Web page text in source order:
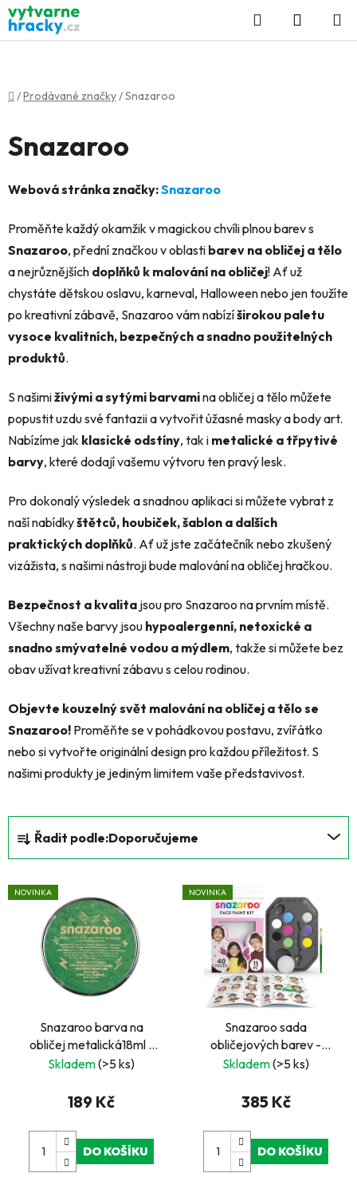
Přejít
na
obsah
Hledat
KOŠÍK
Domů
/Prodávané značky/Snazaroo
Snazaroo
Webová stránka značky:Snazaroo
Proměňte každý okamžik v magickou chvíli plnou barev s
Snazaroo, přední značkou v oblasti barev na obličej a tělo
a nejrůznějších doplňků k malování na obličej! Ať už
chystáte dětskou oslavu, karneval, Halloween nebo jen toužíte
po kreativní zábavě, Snazaroo vám nabízíširokou paletu
vysoce kvalitních, bezpečných a snadno použitelných
produktů.
S našimiživými a sytými barvamina obličej a tělo můžete
popustit uzdu své fantazii a vytvořit úžasné masky a body art.
Nabízíme jak klasické odstíny, tak i metalické a třpytivé
barvy, které dodají vašemu výtvoru ten pravý lesk.
Pro dokonalý výsledek a snadnou aplikaci si můžete vybrat z
naší nabídkyštětců, houbiček, šablon a dalších
praktických doplňků. Ať už jste začátečník nebo zkušený
vizážista, s našimi nástroji bude malování na obličej hračkou.
Bezpečnost a kvalita jsou pro Snazaroo na prvním místě.
Všechny naše barvy jsou hypoalergenní, netoxické a
snadno smývatelné vodou a mýdlem, takže si můžete bez
obav užívat kreativní zábavu s celou rodinou.
Objevte kouzelný svět malování na obličej a tělo se
Snazaroo! Proměňte se v pohádkovou postavu, zvířátko
nebo si vytvořte originální design pro každou příležitost. S
našimi produkty je jediným limitem vaše představivost.
a
z
e
Řadit podle:Doporučujeme
V
ý
NOVINKA
Snazaroo barva na
obličej metalická18ml -
zelená
Skladem(>5 ks)
189 Kč
DO KOŠÍKU
NOVINKA
Snazaroo sada
obličejových barev -
růžová
Skladem(>5 ks)
385 Kč
DO KOŠÍKU